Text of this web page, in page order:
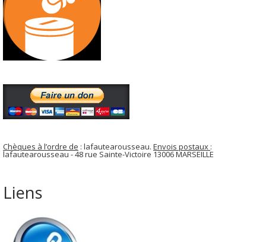
Chèques à l’ordre de : lafautearousseau. Envois postaux :
lafautearousseau - 48 rue Sainte-Victoire 13006 MARSEILLE
Liens